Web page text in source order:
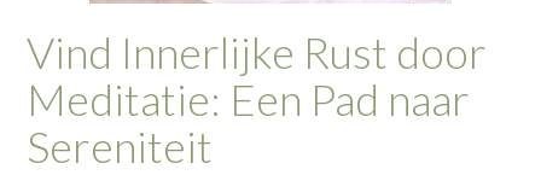
Vind Innerlijke Rust door
Meditatie: Een Pad naar
Sereniteit